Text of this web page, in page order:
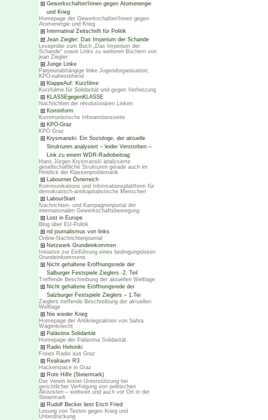
Gewerkschafter/Innen gegen Atomenergie
und Krieg
Homepage der Gewerkschafter/Innen gegen
Atomenergie und Krieg
Internatinal Zeitschrift für Politik
Jean Ziegler: Das Imperium der Schande
Leseprobe zum Buch „Das Imperium der
Schande“ sowie Links zu weiteren Büchern von
jean Ziegler
Junge Linke
Parteiunabhängige linke Jugendorganisation;
KPÖ-nahestehend
KlappeAuf: Kurzfilme
Kurzfülme für Solidarität und gegen Verhetzung
KLASSEgegenKLASSE
Nachrichten der revolutionären Linken
Kominform
Kommunistische Inforamtionsseite
KPÖ-Graz
KPÖ Graz
Krysmanski: Ein Soziologe, der aktuelle
Strukturen analysiert – leider Verstorben –
Link zu einem WDR-Radiobeitrag
Hans Jürgen Krysmanski analysierte
gesellschaftliche Strukturen gerade auch im
Hinblick der Klassenproblematik
Labournet Österreich
Kommunikations und Informationsplattform für
demokratisch-antikapitalistische Menschen
LabourStart
Nachrichten- und Kampagnenportal der
internationalen Gewerkschaftsbewegung
Lost in Europe
Blog über EU-Politik
nd journalismus von links
Online-Nachrichtenjournal
Netzwerk Grundeinkommen
Initiative zur Einführung eines bedingungslosen
Grundeinkommens
Nicht gehaltene Eröffnungsrede der
Salburger Festspiele Zieglers -2. Teil
Treffende Beschreibung der aktuellen Weltlage
Nicht gehaltene Eröffnungsrede der
Salzburger Festspiele Zieglers – 1.Tei
Zieglers treffende Beschreibung der aktuellen
Weltlage
Nie wieder Krieg
Homepage der Antikriegsaktion von Sahra
Wagenknecht
Palästina Solidarität
Homepage der Palästina Solidarität
Radio Helsinki
Freies Radio aus Graz
Realraum R3
Hackerspace in Graz
Rote Hilfe (Steiermark)
Der Verein leistet Unterstützung bei
gerichtlicher Verfolgung von politischen
Aktivisten – weltweit und auch vor Ort in der
Steiermark
Rudolf Becker liest Erich Fried
Lesung von Texten gegen Krieg und
Unterdrückung